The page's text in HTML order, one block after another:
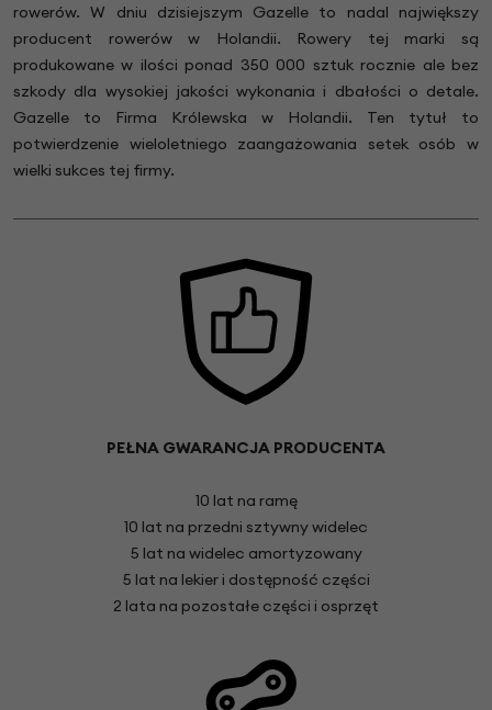
rowerów. W dniu dzisiejszym Gazelle to nadal największy
producent rowerów w Holandii. Rowery tej marki są
produkowane w ilości ponad 350 000 sztuk rocznie ale bez
szkody dla wysokiej jakości wykonania i dbałości o detale.
Gazelle to Firma Królewska w Holandii. Ten tytuł to
potwierdzenie wieloletniego zaangażowania setek osób w
wielki sukces tej firmy.
PEŁNA GWARANCJA PRODUCENTA
10 lat na ramę
10 lat na przedni sztywny widelec
5 lat na widelec amortyzowany
5 lat na lekier i dostępność części
2 lata na pozostałe części i osprzęt